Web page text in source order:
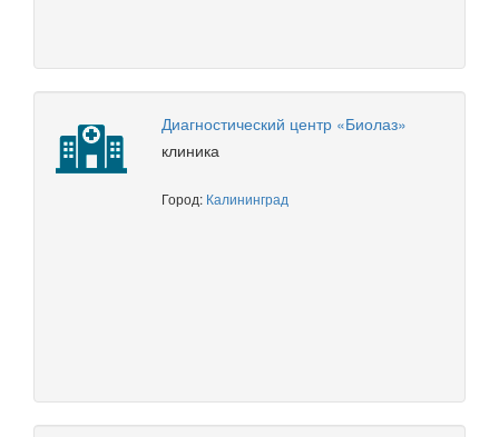
Диагностический центр «Биолаз»
клиника
Город: Калининград